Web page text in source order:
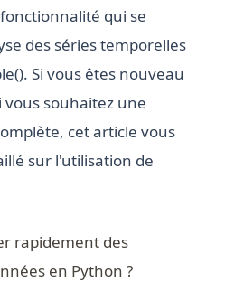
qui se
des séries temporelles
Si vous êtes nouveau
vous souhaitez une
cet article vous
sur l'utilisation de
rapidement des
en Python ?